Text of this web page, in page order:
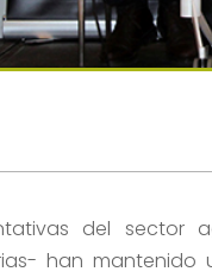
del sector
han